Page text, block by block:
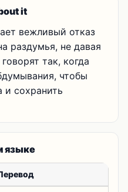
it
вежливый отказ
раздумья, не давая
так, когда
чтобы
и сохранить
языке